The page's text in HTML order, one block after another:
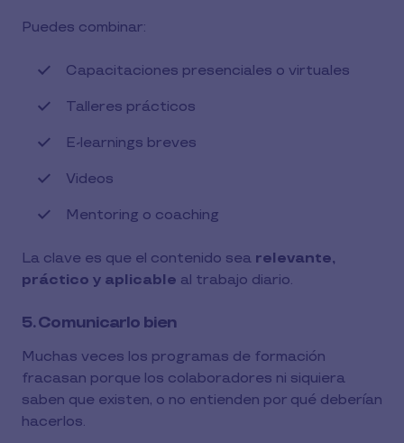
Puedes combinar:
Capacitaciones presenciales o virtuales
Talleres prácticos
E-learnings breves
Videos
Mentoring o coaching
La clave es que el contenido sea relevante,
práctico y aplicable al trabajo diario.
5. Comunicarlo bien
Muchas veces los programas de formación
fracasan porque los colaboradores ni siquiera
saben que existen, o no entienden por qué deberían
hacerlos.